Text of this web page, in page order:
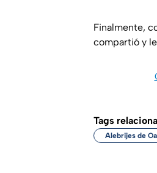
Finalmente,
compartió y
Tags
Alebrijes de